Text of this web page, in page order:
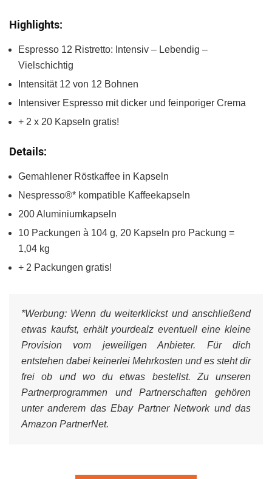
Highlights:
Espresso 12 Ristretto: Intensiv – Lebendig –
Vielschichtig
Intensität 12 von 12 Bohnen
Intensiver Espresso mit dicker und feinporiger Crema
+ 2 x 20 Kapseln gratis!
Details:
Gemahlener Röstkaffee in Kapseln
Nespresso®* kompatible Kaffeekapseln
200 Aluminiumkapseln
10 Packungen à 104 g, 20 Kapseln pro Packung =
1,04 kg
+ 2 Packungen gratis!
*Werbung: Wenn du weiterklickst und anschließend
etwas kaufst, erhält yourdealz eventuell eine kleine
Provision vom jeweiligen Anbieter. Für dich
entstehen dabei keinerlei Mehrkosten und es steht dir
frei ob und wo du etwas bestellst. Zu unseren
Partnerprogrammen und Partnerschaften gehören
unter anderem das Ebay Partner Network und das
Amazon PartnerNet.